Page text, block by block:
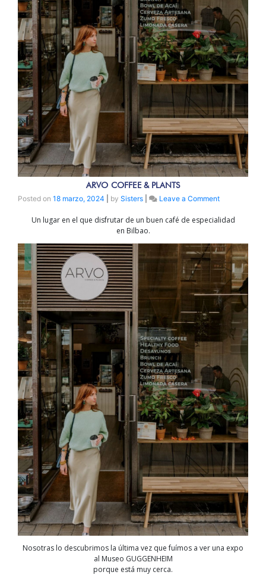
ARVO COFFEE & PLANTS
Posted on 18 marzo, 2024 by Sisters Leave a Commenton
COFFEE
Un lugar en el que disfrutar de un buen café de especialidad
en Bilbao.
Nosotras lo descubrimos la última vez que fuímos a ver una expo
al Museo GUGGENHEIM
porque está muy cerca.